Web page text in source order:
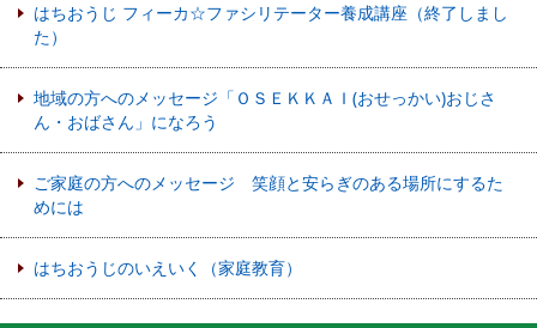
はちおうじ フィーカ☆ファシリテーター養成講座（終了しまし
た）
地域の方へのメッセージ「ＯＳＥＫＫＡＩ(おせっかい)おじさ
ん・おばさん」になろう
ご家庭の方へのメッセージ 笑顔と安らぎのある場所にするた
めには
はちおうじのいえいく（家庭教育）